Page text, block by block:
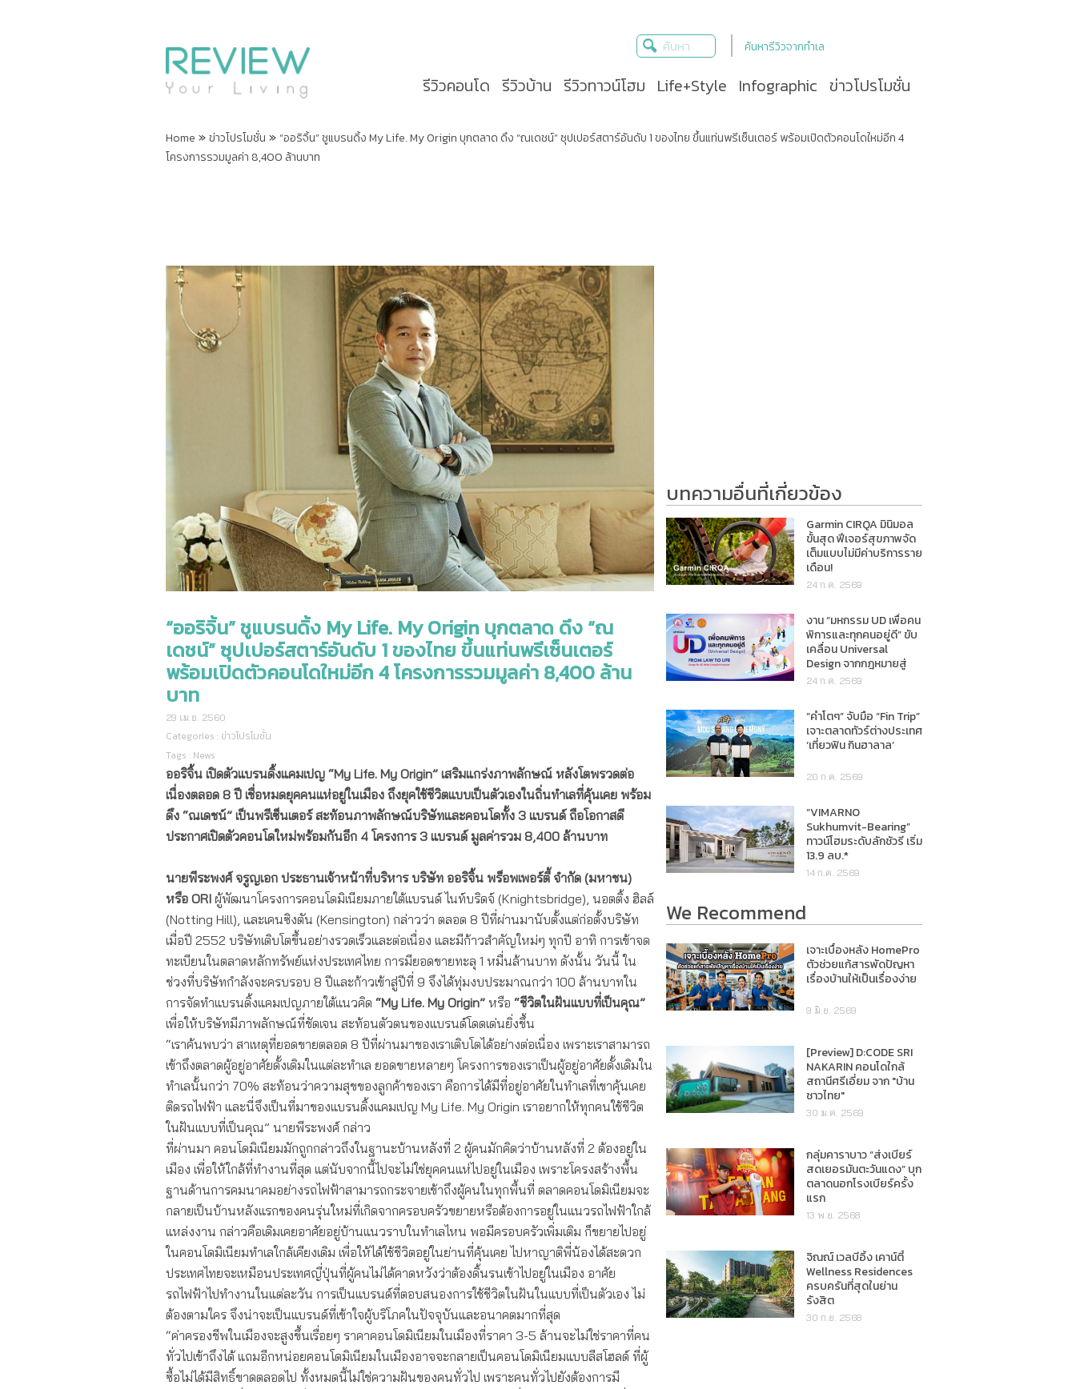
ค้นหารีวิวจากทำเล
รีวิวคอนโด รีวิวบ้าน รีวิวทาวน์โฮม Life+Style Infographic ข่าวโปรโมชั่น
Home »ข่าวโปรโมชั่น »“ออริจิ้น” ชูแบรนดิ้ง My Life. My Origin บุกตลาด ดึง “ณเดชน์” ซุปเปอร์สตาร์อันดับ 1 ของไทย ขึ้นแท่นพรีเซ็นเตอร์ พร้อมเปิดตัวคอนโดใหม่อีก 4
โครงการรวมมูลค่า 8,400 ล้านบาท
“ออริจิ้น” ชูแบรนดิ้ง My Life. My Origin บุกตลาด ดึง “ณ
เดชน์” ซุปเปอร์สตาร์อันดับ 1 ของไทย ขึ้นแท่นพรีเซ็นเตอร์
พร้อมเปิดตัวคอนโดใหม่อีก 4 โครงการรวมมูลค่า 8,400 ล้าน
บาท
29 เม.ย. 2560
Categories : ข่าวโปรโมชั่น
Tags : News
ออริจิ้น เปิดตัวแบรนดิ้งแคมเปญ “My Life. My Origin” เสริมแกร่งภาพลักษณ์ หลังโตพรวดต่อ
เนื่องตลอด 8 ปี เชื่อหมดยุคคนแห่อยู่ในเมือง ถึงยุคใช้ชีวิตแบบเป็นตัวเองในถิ่นทำเลที่คุ้นเคย พร้อม
ดึง “ณเดชน์” เป็นพรีเซ็นเตอร์ สะท้อนภาพลักษณ์บริษัทและคอนโดทั้ง 3 แบรนด์ถือโอกาสดี
ประกาศเปิดตัวคอนโดใหม่พร้อมกันอีก 4 โครงการ 3 แบรนด์ มูลค่ารวม 8,400 ล้านบาท
นายพีระพงศ์ จรูญเอก ประธานเจ้าหน้าที่บริหาร บริษัท ออริจิ้น พร็อพเพอร์ตี้ จำกัด (มหาชน)
หรือ ORI ผู้พัฒนาโครงการคอนโดมิเนียมภายใต้แบรนด์ ไนท์บริดจ์ (Knightsbridge), นอตติ้ง ฮิลล์
(Notting Hill), และเคนซิงตัน (Kensington) กล่าวว่า ตลอด 8 ปีที่ผ่านมานับตั้งแต่ก่อตั้งบริษัท
เมื่อปี 2552 บริษัทเติบโตขึ้นอย่างรวดเร็วและต่อเนื่อง และมีก้าวสำคัญใหม่ๆ ทุกปี อาทิ การเข้าจด
ทะเบียนในตลาดหลักทรัพย์แห่งประเทศไทย การมียอดขายทะลุ 1 หมื่นล้านบาท ดังนั้น วันนี้ ใน
ช่วงที่บริษัทกำลังจะครบรอบ 8 ปีและก้าวเข้าสู่ปีที่ 9 จึงได้ทุ่มงบประมาณกว่า 100 ล้านบาทใน
การจัดทำแบรนดิ้งแคมเปญภายใต้แนวคิด “My Life. My Origin” หรือ “ชีวิตในฝันแบบที่เป็นคุณ”
เพื่อให้บริษัทมีภาพลักษณ์ที่ชัดเจน สะท้อนตัวตนของแบรนด์โดดเด่นยิ่งขึ้น
“เราค้นพบว่า สาเหตุที่ยอดขายตลอด 8 ปีที่ผ่านมาของเราเติบโตได้อย่างต่อเนื่อง เพราะเราสามารถ
เข้าถึงตลาดผู้อยู่อาศัยดั้งเดิมในแต่ละทำเล ยอดขายหลายๆ โครงการของเราเป็นผู้อยู่อาศัยดั้งเดิมใน
ทำเลนั้นกว่า 70% สะท้อนว่าความสุขของลูกค้าของเรา คือการได้มีที่อยู่อาศัยในทำเลที่เขาคุ้นเคย
ติดรถไฟฟ้า และนี่จึงเป็นที่มาของแบรนดิ้งแคมเปญ My Life. My Origin เราอยากให้ทุกคนใช้ชีวิต
ในฝันแบบที่เป็นคุณ” นายพีระพงศ์ กล่าว
ที่ผ่านมา คอนโดมิเนียมมักถูกกล่าวถึงในฐานะบ้านหลังที่ 2 ผู้คนมักคิดว่าบ้านหลังที่ 2 ต้องอยู่ใน
เมือง เพื่อให้ใกล้ที่ทำงานที่สุด แต่นับจากนี้ไปจะไม่ใช่ยุคคนแห่ไปอยู่ในเมือง เพราะโครงสร้างพื้น
ฐานด้านการคมนาคมอย่างรถไฟฟ้าสามารถกระจายเข้าถึงผู้คนในทุกพื้นที่ ตลาดคอนโดมิเนียมจะ
กลายเป็นบ้านหลังแรกของคนรุ่นใหม่ที่เกิดจากครอบครัวขยายหรือต้องการอยู่ในแนวรถไฟฟ้าใกล้
แหล่งงาน กล่าวคือเดิมเคยอาศัยอยู่บ้านแนวราบในทำเลไหน พอมีครอบครัวเพิ่มเติม ก็ขยายไปอยู่
ในคอนโดมิเนียมทำเลใกล้เคียงเดิม เพื่อให้ได้ใช้ชีวิตอยู่ในย่านที่คุ้นเคย ไปหาญาติพี่น้องได้สะดวก
ประเทศไทยจะเหมือนประเทศญี่ปุ่นที่ผู้คนไม่ได้คาดหวังว่าต้องดิ้นรนเข้าไปอยู่ในเมือง อาศัย
รถไฟฟ้าไปทำงานในแต่ละวัน การเป็นแบรนด์ที่ตอบสนองการใช้ชีวิตในฝันในแบบที่เป็นตัวเอง ไม่
ต้องตามใคร จึงน่าจะเป็นแบรนด์ที่เข้าใจผู้บริโภคในปัจจุบันและอนาคตมากที่สุด
“ค่าครองชีพในเมืองจะสูงขึ้นเรื่อยๆ ราคาคอนโดมิเนียมในเมืองที่ราคา 3-5 ล้านจะไม่ใช่ราคาที่คน
ทั่วไปเข้าถึงได้ แถมอีกหน่อยคอนโดมิเนียมในเมืองอาจจะกลายเป็นคอนโดมิเนียมแบบลีสโฮลด์ ที่ผู้
ซื้อไม่ได้มีสิทธิ์ขาดตลอดไป ทั้งหมดนี้ไม่ใช่ความฝันของคนทั่วไป เพราะคนทั่วไปยังต้องการมี
บทความอื่นที่เกี่ยวข้อง
Garmin CIRQA มินิมอล
ขั้นสุด ฟีเจอร์สุขภาพจัด
เต็มแบบไม่มีค่าบริการราย
เดือน!
24 ก.ค. 2569
งาน “มหกรรม UD เพื่อคน
พิการและทุกคนอยู่ดี” ขับ
เคลื่อน Universal
Design จากกฎหมายสู่
การใช้ชีวิตจริง
24 ก.ค. 2569
“คำโตๆ” จับมือ “Fin Trip”
เจาะตลาดทัวร์ต่างประเทศ
‘เที่ยวฟิน กินฮาลาล’
20 ก.ค. 2569
“VIMARNO
Sukhumvit-Bearing”
ทาวน์โฮมระดับลักชัวรี เริ่ม
13.9 ลบ.*
14 ก.ค. 2569
We Recommend
เจาะเบื้องหลัง HomePro
ตัวช่วยแก้สารพัดปัญหา
เรื่องบ้านให้เป็นเรื่องง่าย
9 มิ.ย. 2569
[Preview] D:CODE SRI
NAKARIN คอนโดใกล้
สถานีศรีเอี่ยม จาก "บ้าน
ชาวไทย"
30 ม.ค. 2569
กลุ่มคาราบาว “ส่งเบียร์
สดเยอรมันตะวันแดง” บุก
ตลาดนอกโรงเบียร์ครั้ง
แรก
13 พ.ย. 2568
จิณณ์ เวลบีอิ้ง เคาน์ตี้
Wellness Residences
ครบครันที่สุดในย่าน
รังสิต
30 ก.ย. 2568